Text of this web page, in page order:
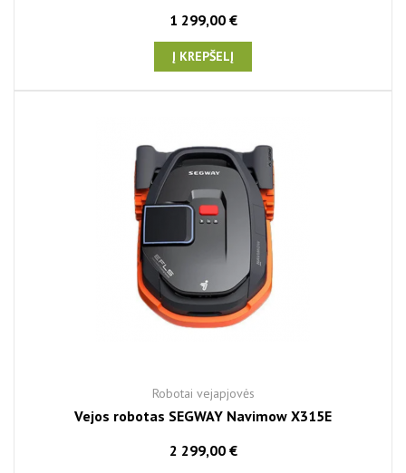
1 299,00 €
Į KREPŠELĮ
Robotai vejapjovės
Vejos robotas SEGWAY Navimow X315E
2 299,00 €